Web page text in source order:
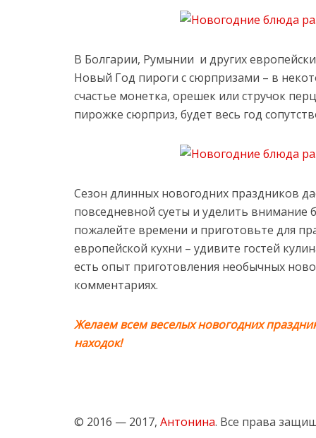
В Болгарии, Румынии и других
Новый Год пироги с сюрпризами – в
счастье монетка, орешек или стручок
пирожке сюрприз, будет весь год
Сезон длинных новогодних праздников
повседневной суеты и уделить внимание
пожалейте времени и приготовьте для
европейской кухни – удивите гостей
есть опыт приготовления необычных
комментариях.
Желаем всем веселых новогодних
находок!
© 2016 — 2017, Антонина. Все права